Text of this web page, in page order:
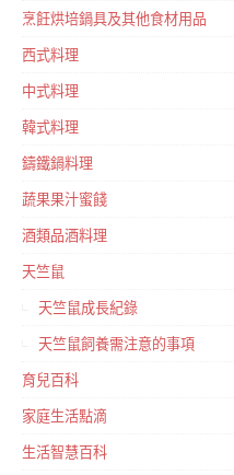
烹飪烘培鍋具及其他食材用品
西式料理
中式料理
韓式料理
鑄鐵鍋料理
蔬果果汁蜜餞
酒類品酒料理
天竺鼠
天竺鼠成長紀錄
天竺鼠飼養需注意的事項
育兒百科
家庭生活點滴
生活智慧百科